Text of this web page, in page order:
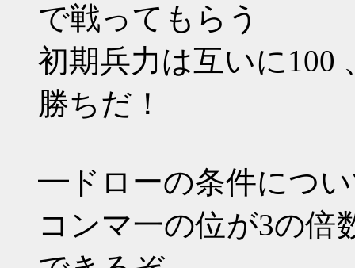
で戦ってもらう
初期兵力は互いに100
勝ちだ！
━ドローの条件につ
コンマ一の位が3の倍